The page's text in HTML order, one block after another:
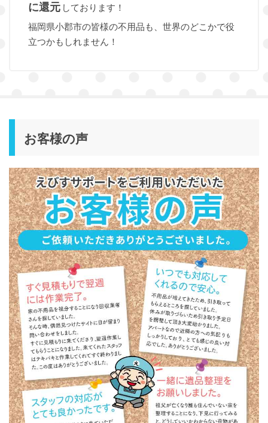
に還元 しております！
福岡県小郡市の皆様の不用品も、世界のどこかで役
立つかもしれません！
お客様の声